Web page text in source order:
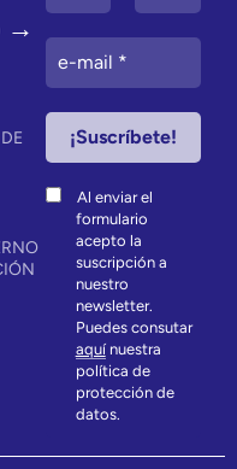
→
Al enviar el
formulario
acepto la
suscripción a
nuestro
newsletter.
Puedes consutar
aquínuestra
política de
protección de
datos.